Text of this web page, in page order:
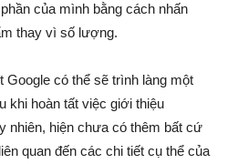
của mình bằng cách nhấn
thay vì số lượng.
Google có thể sẽ trình làng một
khi hoàn tất việc giới thiệu
nhiên, hiện chưa có thêm bất cứ
quan đến các chi tiết cụ thể của